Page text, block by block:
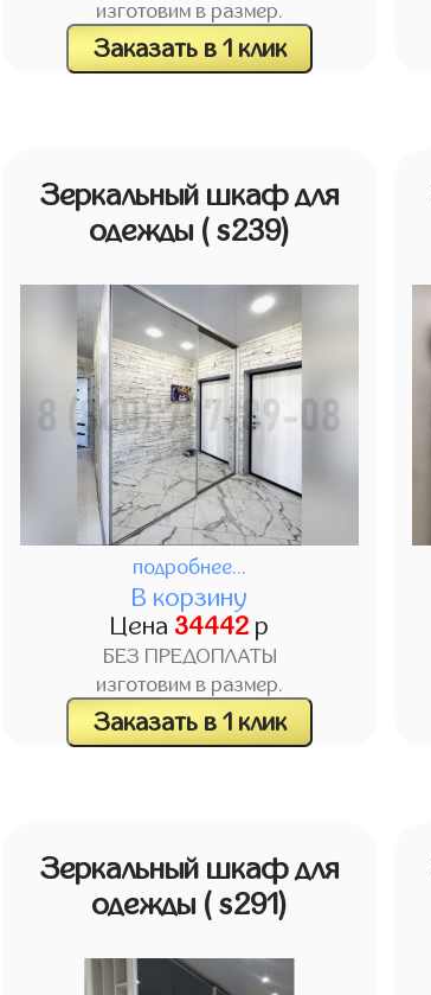
изготовим в размер.
Заказать в 1 клик
Зеркальный шкаф для
одежды ( s239)
подробнее...
В корзину
Цена 34442 р
БЕЗ ПРЕДОПЛАТЫ
изготовим в размер.
Заказать в 1 клик
Зеркальный шкаф для
одежды ( s291)